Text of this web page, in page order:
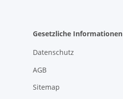
Gesetzliche Informationen
Datenschutz
AGB
Sitemap